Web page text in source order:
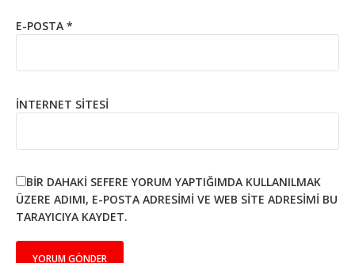
E-POSTA *
İNTERNET SITESI
BIR DAHAKI SEFERE YORUM YAPTIĞIMDA KULLANILMAK
ÜZERE ADIMI, E-POSTA ADRESIMI VE WEB SITE ADRESIMI BU
TARAYICIYA KAYDET.